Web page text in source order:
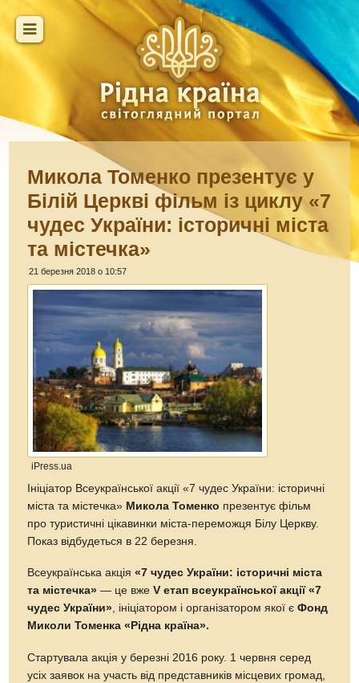
Микола Томенко презентує у
Білій Церкві фільм із циклу «7
чудес України: історичні міста
та містечка»
21 березня 2018 о 10:57
iPress.ua
Ініціатор Всеукраїнської акції «7 чудес України: історичні
міста та містечка» Микола Томенко презентує фільм
про туристичні цікавинки міста-переможця Білу Церкву.
Показ відбудеться в 22 березня.
Всеукраїнська акція«7 чудес України: історичні міста
та містечка» — це вжеV етап всеукраїнської акції «7
чудес України», ініціатором і організатором якої єФонд
Миколи Томенка «Рідна країна».
Стартувала акція у березні 2016 року. 1 червня серед
усіх заявок на участь від представників місцевих громад,